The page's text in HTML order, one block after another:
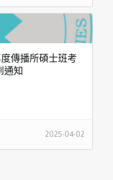
傳播所碩士班考
通知
2025-04-02